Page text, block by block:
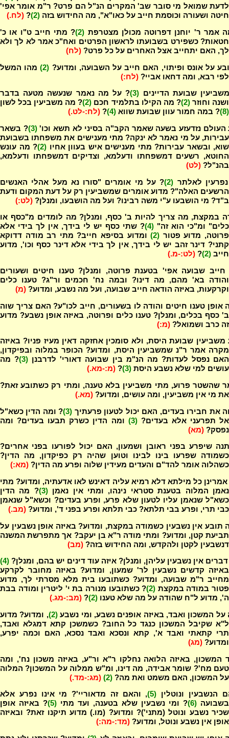
לדעת שמואל מי סובר שב' המקרים הנ"ל הם פרט? ר"מ אומר אפי'
חיטה ושעורה וכוסמת חייב על כאו"א", מה החידוש בזה (2)
? (לח.)
אמר ר' יוחנן דפרוטה מכולן מצטרפת (2)
? מתי חייב ט"ו או כ'
חטאות? כשפירט בשבועתו לראשון הפרטים ואח"כ אמר לא לך ולא
לך, האם יתחייב אצל האחרים על כל פרט? (לח)
על אונס ופיתוי, האם חייב על השבועה, ומדוע? (2)
מהו המשל
לפי רבא, ומה דחאו אביי? (לח:)
שבועת הדיינים (3)
? על מה נאמר שנעשה מטעה בדבר
ושנה וחוזר(2) ? מה הקילו בתלמיד חכם (2)
? מה משביעין בכל לשון
(8)
? במה חמור עוון שבועת שווא (4)
? (לח:-לט.)
העולם נזדעזע בשעה שאמר הקב"ה בסיני לא תשא וכו'(3)
? בשאר
עבירות, על מי נאמר לא ינקה? מתי מענישים את משפחתו בשבועת
שוא, ובשאר עבירות? מתי מענישים איש בעוון אחיו (2)
? מה עונש
החוטא, רשעים דמשפחתו ודעלמא, וצדיקים דמשפחתו ודעלמא,
בהנ"ל? (לט)
לאלתר (2)
? על מי אומרים "סורו נא מעל אהלי האנשים
הרשעים האלה"? מדוע אומרים שמשביעין רק על דעת המקום ודעת
ב"ד? מי הושבעו ע"י משה רבינו? ועל מה הושבעו, ומנלן? (לט:)
במקצת, מה צריך להיות ב' כסף, ומנלן? מה לומדים מ"כסף או
כלים" ומ"כי הוא זה" (4)
? שתי כסף יש לי בידך, אין לך בידי אלא
פרוטה, מדוע פטור (2)
ומדוע בסיפא חייב? מתי רב מודה דדוקא
קתני? דינר זהב יש לי בידך, אין לך בידי אלא דינר כסף וכו', מדוע
חייב (2)
? (לט:-מ.)
שבועה אפי' בטענת פרוטה, ומנלן? טענו חיטים ושעורים
והודה בא' מהם, מה דינו? ובמה נח' חכמים ור"ג? טענו כלים
וקרקעות, באיזה הודאה חייב שבועה, ועל מה נשבע, ומדוע? (מ)
אופן טענו חיטים והודה לו בשעורים, חייב לכו"ע? האם צריך שוה
ב' כסף בכלים, ומנלן? טענו כלים ופרוטה, באיזה אופן נשבע? מדוע
זה כרב ושמואל? (מ:)
משביעין שבועת היסת, ולא סומכין אחזקה דאין מעיז פניו? באיזה
מקרה אמר ר"נ שמשביעין היסת, ומדוע? הכופר במלוה ובפיקדון,
האם נפסל לעדות? מה הנ"מ בין שבועה דאורי' לדרבנן (3)
? מה
עושים למי שלא נשבע היסת (3)
? (מ:-מא.)
שהשטר פרוע, מתי משביעין בלא טענה, ומתי רק כשתובע זאת?
את מי אין משביעין, ומה עושים, ומדוע? (מא.)
את חבירו בעדים, האם יכול לטעון פרעתיך (3)
? ומה הדין כשא"ל
אל תפרעני אלא בעדים?(3)
ומה הדין כשרק תבעו בעדים? ומה
נפסק? (מא)
שיפרע בפני ראובן ושמעון, האם יכול לפורעו בפני אחרים?
כשמודה שפרעו בינו לבינו וטוען שהיה רק כפיקדון, מה הדין?
כשהלוה אומר להד"ם והעדים מעידין שלוה ופרע מה הדין? (מא:)
כל מילתא דלא רמיא עליה דאינש לאו אדעתיה, ומדוע? מתי
נאמן המלוה בטענת סטראי נינהו, ומתי אין נאמן(3)
? מה הדין
כשא"ל שנאמן עליו לטעון שלא פרע, ופרע בעדים? וכשא"ל שנאמן
כבי תרי, ופרע בבי תלתא? כבי תלתא ופרע בפני ד', ומדוע? (מב.)
תובע אין נשבעין כשמודה במקצת, ומדוע? באיזה אופן נשבעין על
תביעת קטן, ומדוע? ומתי מודה ר"א בן יעקב? אך מתפרשת המשנה
דנשבעין לקטן ולהקדש, ומה החידוש בזה? (מב)
אין נשבעין עליהן, ומנלן? איזה עוד דינים יש בהם, ומנלן? (4)
באיזה קדשים נשבעין לר' שמעון, ומדוע? באיזה מחובר לקרקע
מחייב ר"מ שבועה, ומדוע? כשתובעו בית מלא מסרתי לך, מדוע
פטור במודה במקצת (2)
? כשתובעו מנורה בת י' ליטרין ומודה בבת
ה', מדוע ל"ח שהודה על מה שלא טענו (2)
? (מב:-מג.)
על המשכון ואבד, באיזה אופנים נשבע, ומי נשבע(2)
, ומדוע? מדוע
ל"א שקיבל המשכון כנגד כל החוב? כשמשכן קתא דמגלא ואבד,
תרי קתאתי ואבד א', קתא ונסכא ואבד נסכא, האם וכמה יפרע,
ומדוע? (מג)
המשכון, באיזה הלואה נחלקו ר"א ור"ע, באיזה משכון נח', ומה
טעם מח'? שומר אבידה, מה דינו, ומ"ש ממלוה על המשכון? המלוה
על המשכון, האם משמט ואת מה? (2) (מג:-מד.)
הנשבעין ונוטלין (5)
, והאם זה מדאוריי'? מי אינו נפרע אלא
בשבועה (6) ? ומי נשבעין שלא בטענה, ועד מתי (5)
? באיזה אופן
שכיר נשבע ונוטל (מתני')? ומדוע? (מו.) מדוע תיקנו זאת? ובאיזה
אופן אין נשבע ונוטל, ומדוע? (מד:-מה:)